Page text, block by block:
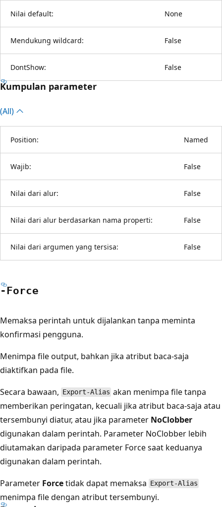
Nilai default: None
Mendukung wildcard: False
DontShow: False
Kumpulan parameter
(All)
Position: Named
Wajib: False
Nilai dari alur: False
Nilai dari alur berdasarkan nama properti: False
Nilai dari argumen yang tersisa: False
-Force
Memaksa perintah untuk dijalankan tanpa meminta
konfirmasi pengguna.
Menimpa file output, bahkan jika atribut baca-saja
diaktifkan pada file.
Secara bawaan, Export-Alias akan menimpa file tanpa
memberikan peringatan, kecuali jika atribut baca-saja atau
tersembunyi diatur, atau jika parameter NoClobber
digunakan dalam perintah. Parameter NoClobber lebih
diutamakan daripada parameter Forcesaat keduanya
digunakan dalam perintah.
Parameter Forcetidak dapat memaksa Export-Alias
menimpa file dengan atribut tersembunyi.